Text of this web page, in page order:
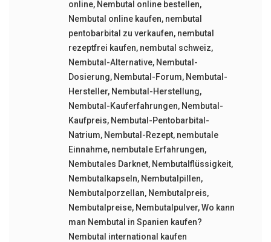
online, Nembutal online bestellen,
Nembutal online kaufen, nembutal
pentobarbital zu verkaufen, nembutal
rezeptfrei kaufen, nembutal schweiz,
Nembutal-Alternative, Nembutal-
Dosierung, Nembutal-Forum, Nembutal-
Hersteller, Nembutal-Herstellung,
Nembutal-Kauferfahrungen, Nembutal-
Kaufpreis, Nembutal-Pentobarbital-
Natrium, Nembutal-Rezept, nembutale
Einnahme, nembutale Erfahrungen,
Nembutales Darknet, Nembutalflüssigkeit,
Nembutalkapseln, Nembutalpillen,
Nembutalporzellan, Nembutalpreis,
Nembutalpreise, Nembutalpulver,Wo kann
man Nembutal in Spanien kaufen?
Nembutal international kaufen